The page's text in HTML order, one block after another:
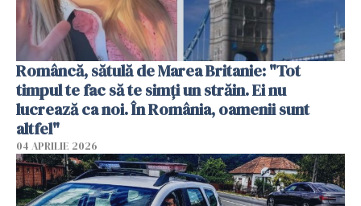
Româncă, sătulă de Marea Britanie: "Tot
timpul te fac să te simți un străin. Ei nu
lucrează ca noi. În România, oamenii sunt
altfel"
04 APRILIE 2026